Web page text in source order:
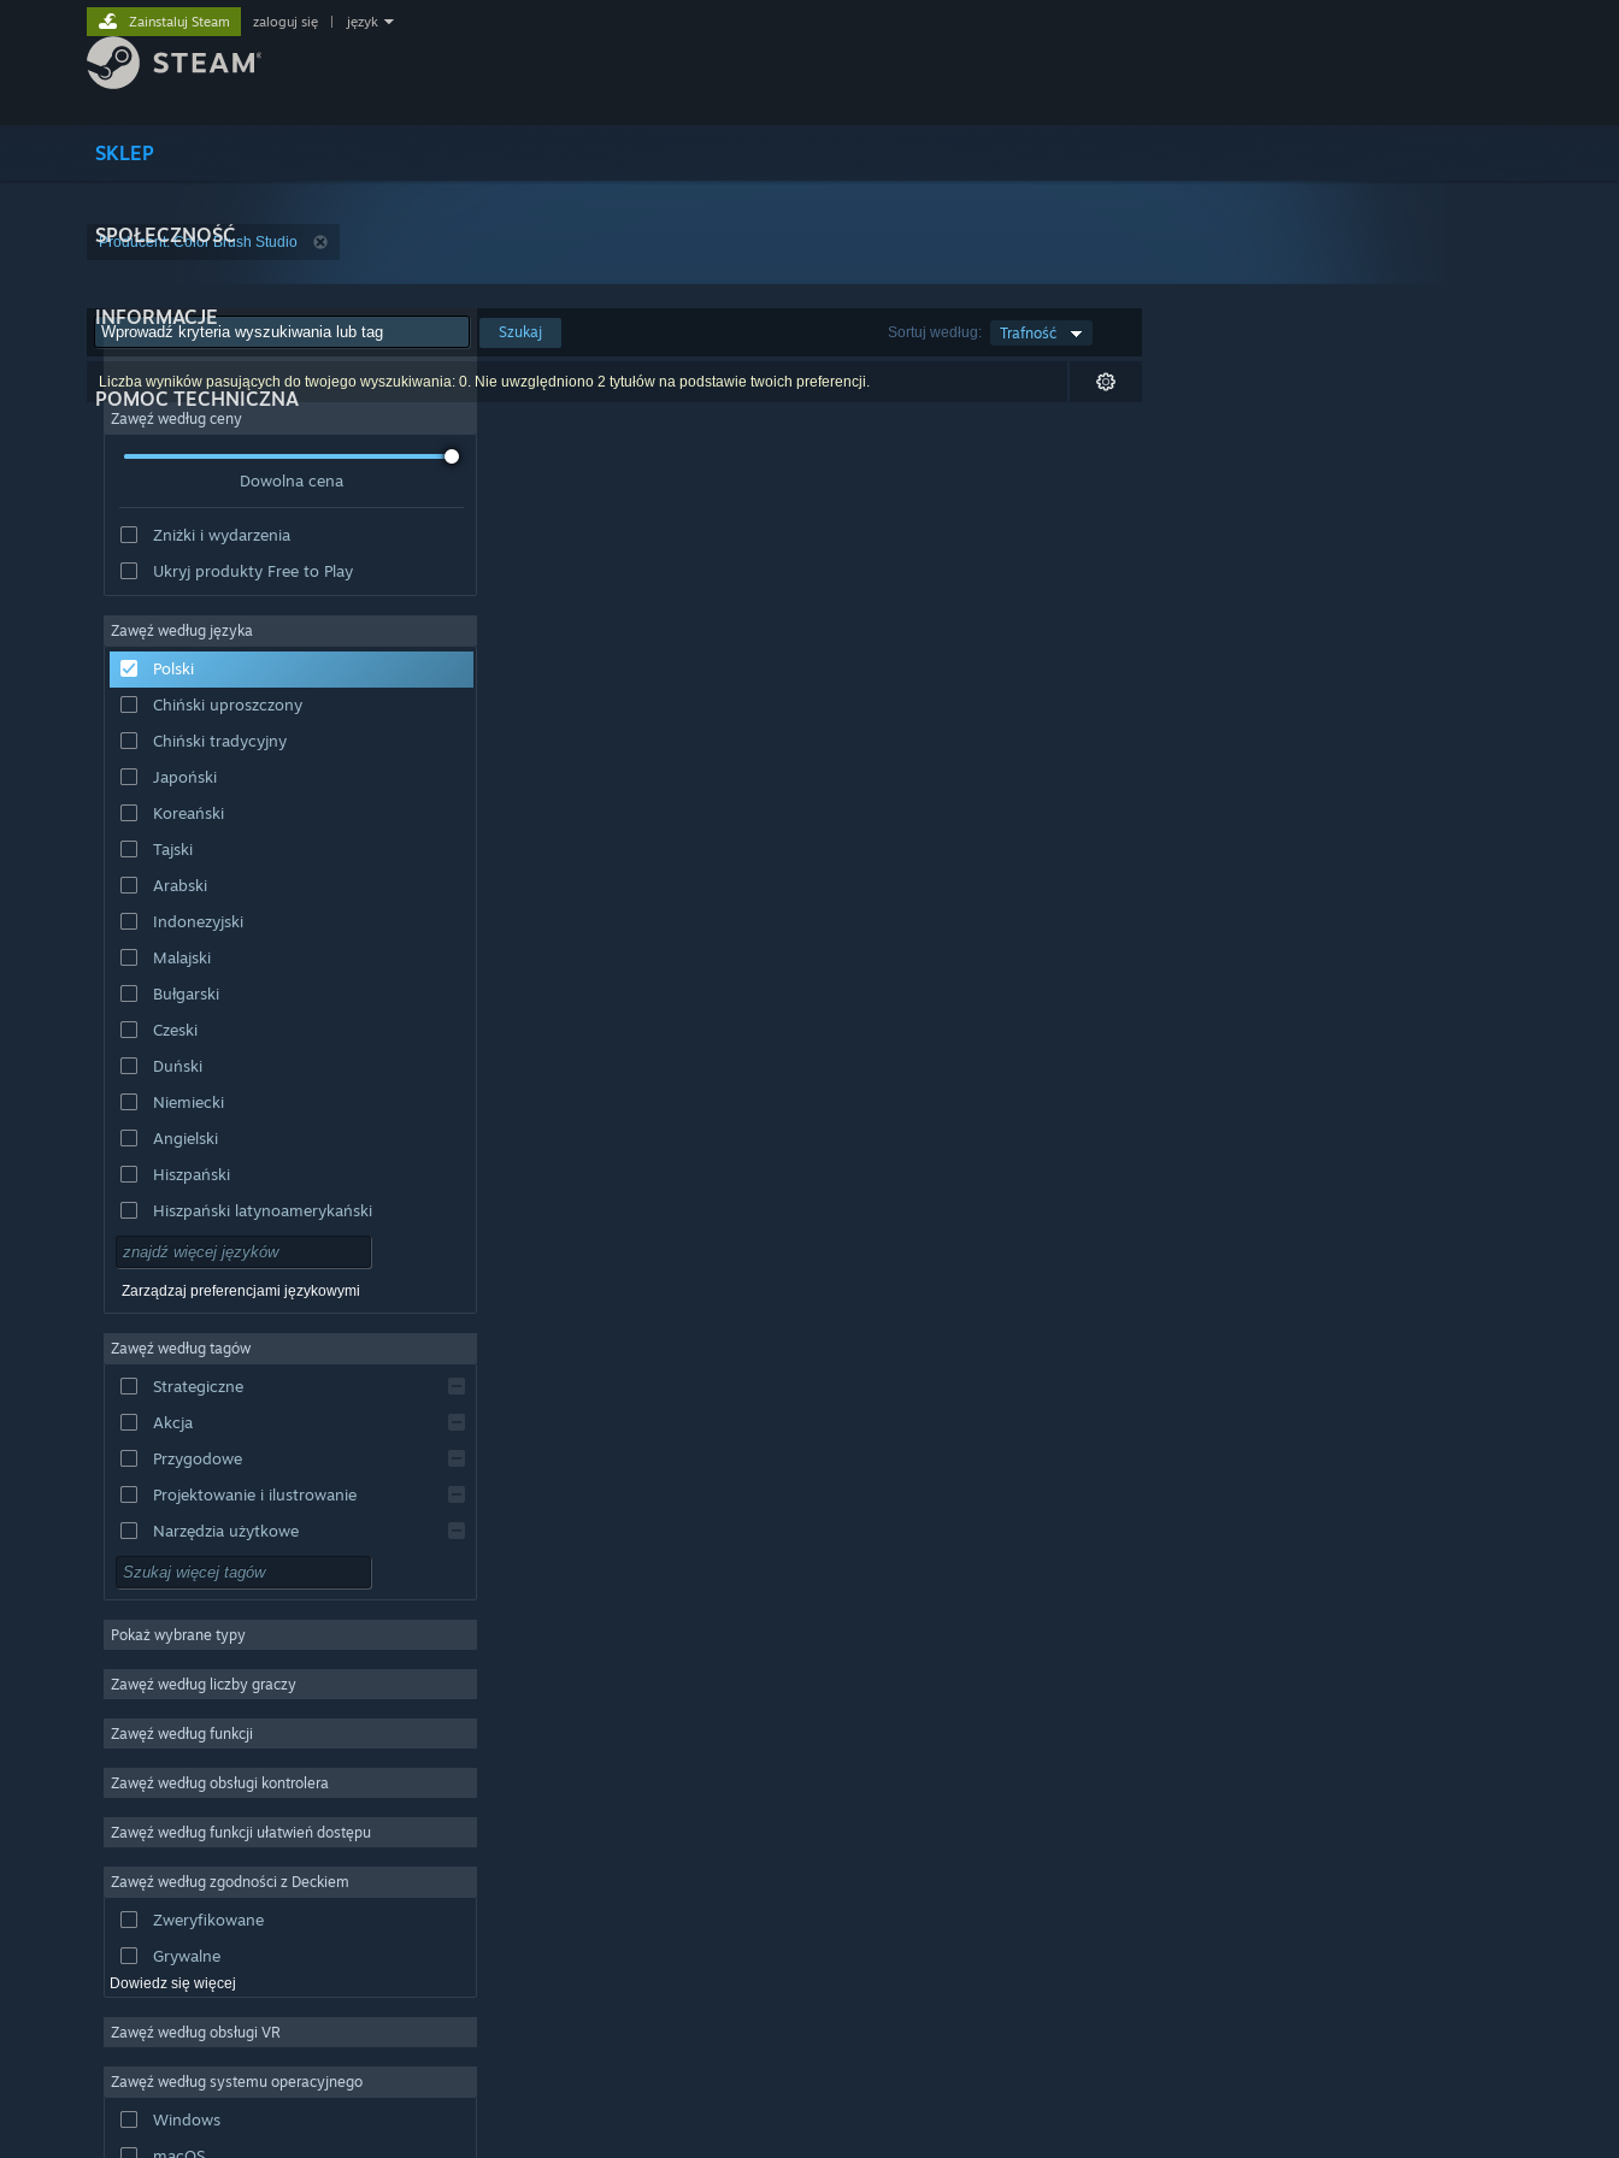
SKLEP
SPOŁECZNOŚĆ
INFORMACJE
POMOC TECHNICZNA
Zainstaluj Steam zaloguj się język
Producent: Color Brush Studio
Sortuj według: Trafność
Szukaj
Liczba wyników pasujących do twojego wyszukiwania: 0. Nie uwzględniono 2 tytułów na podstawie twoich preferencji.
Zawęź według ceny
Dowolna cena
Zniżki i wydarzenia
Ukryj produkty Free to Play
Zawęź według języka
Polski
Chiński uproszczony
Chiński tradycyjny
Japoński
Koreański
Tajski
Arabski
Indonezyjski
Malajski
Bułgarski
Czeski
Duński
Niemiecki
Angielski
Hiszpański
Hiszpański latynoamerykański
Zarządzaj preferencjami językowymi
Zawęź według tagów
Strategiczne
Akcja
Przygodowe
Projektowanie i ilustrowanie
Narzędzia użytkowe
Free to Play
MMO
Niezależne
Rekreacyjne
Symulatory
Obróbka filmów
Obróbka zdjęć
Pokaż wybrane typy
Zawęź według liczby graczy
Zawęź według funkcji
Zawęź według obsługi kontrolera
Zawęź według funkcji ułatwień dostępu
Zawęź według zgodności z Deckiem
Zweryfikowane
Grywalne
Dowiedz się więcej
Zawęź według obsługi VR
Zawęź według systemu operacyjnego
Windows